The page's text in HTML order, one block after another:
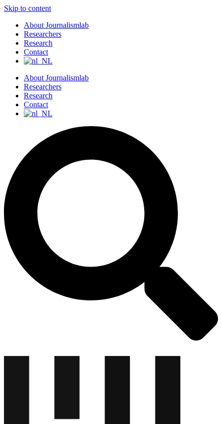
Skip to content
About Journalismlab
Researchers
Research
Contact
About Journalismlab
Researchers
Research
Contact